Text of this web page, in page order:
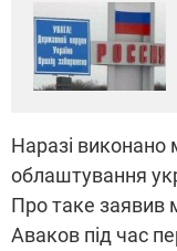
Наразі виконано
облаштування
Про таке заявив
Аваков під час